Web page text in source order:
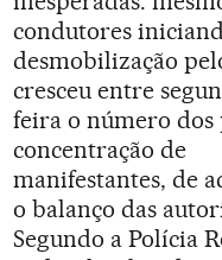
condutores
desmobilização
cresceu entre
feira o número dos
concentração de
manifestantes, de
o balanço das
Segundo a Polícia